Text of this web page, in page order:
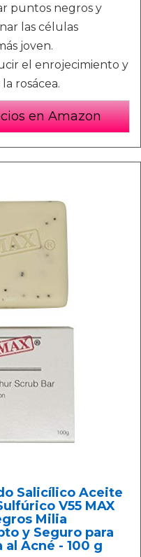
puntos negros y
las células
joven.
el enrojecimiento y
rosácea.
en Amazon
Salicílico Aceite
V55 MAX
Milia
y Seguro para
Acné - 100 g